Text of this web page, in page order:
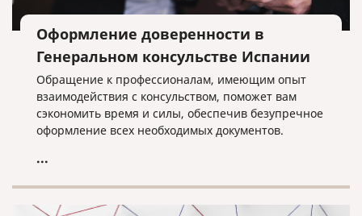
Оформление доверенности в
Генеральном консульстве Испании
Обращение к профессионалам, имеющим опыт
взаимодействия с консульством, поможет вам
сэкономить время и силы, обеспечив безупречное
оформление всех необходимых документов.
...